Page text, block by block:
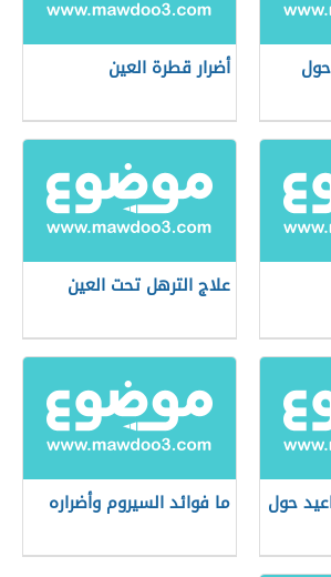
أضرار قطرة العين
علاج الترهل تحت العين
حول
ما فوائد السيروم وأضراره